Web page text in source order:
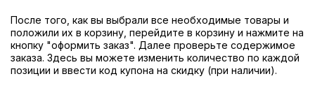
После того, как вы выбрали все необходимые товары и
положили их в корзину, перейдите в корзину и нажмите на
кнопку "оформить заказ". Далее проверьте содержимое
заказа. Здесь вы можете изменить количество по каждой
позиции и ввести код купона на скидку (при наличии).